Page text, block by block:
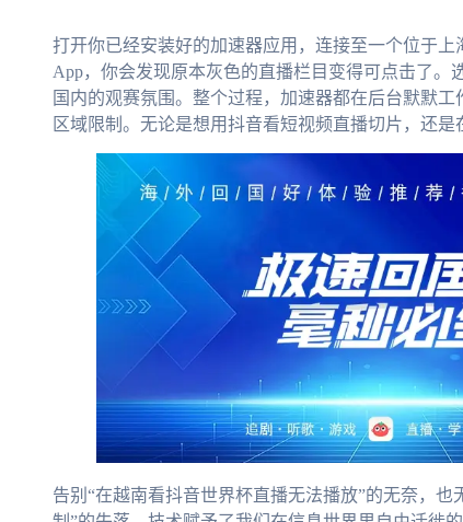
打开你已经安装好的加速器应用，连接至一个位于
App，你会发现原本灰色的直播栏目变得可点击了。
国内的观赛氛围。整个过程，加速器都在后台默默
区域限制。无论是想用抖音看短视频直播切片，还
告别“在越南看抖音世界杯直播无法播放”的无奈，